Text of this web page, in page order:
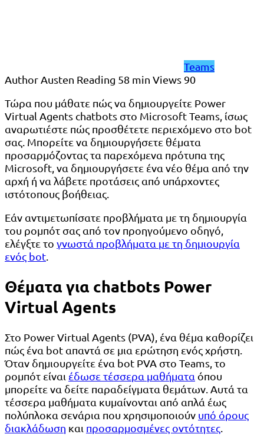
Teams
Author Austen Reading 58 min Views 90
Τώρα που μάθατε πώς να δημιουργείτε Power
Virtual Agents chatbots στο Microsoft Teams, ίσως
αναρωτιέστε πώς προσθέτετε περιεχόμενο στο bot
σας. Μπορείτε να δημιουργήσετε θέματα
προσαρμόζοντας τα παρεχόμενα πρότυπα της
Microsoft, να δημιουργήσετε ένα νέο θέμα από την
αρχή ή να λάβετε προτάσεις από υπάρχοντες
ιστότοπους βοήθειας.
Εάν αντιμετωπίσατε προβλήματα με τη δημιουργία
του ρομπότ σας από τον προηγούμενο οδηγό,
ελέγξτε το γνωστά προβλήματα με τη δημιουργία
ενός bot
Θέματα για chatbots Power
Virtual Agents
Στο Power Virtual Agents (PVA), ένα θέμα καθορίζει
πώς ένα bot απαντά σε μια ερώτηση ενός χρήστη.
Όταν δημιουργείτε ένα bot PVA στο Teams, το
ρομπότ είναι έδωσε τέσσερα μαθήματα όπου
μπορείτε να δείτε παραδείγματα θεμάτων. Αυτά τα
τέσσερα μαθήματα κυμαίνονται από απλά έως
πολύπλοκα σενάρια που χρησιμοποιούν υπό όρους
διακλάδωση και προσαρμοσμένες οντότητες